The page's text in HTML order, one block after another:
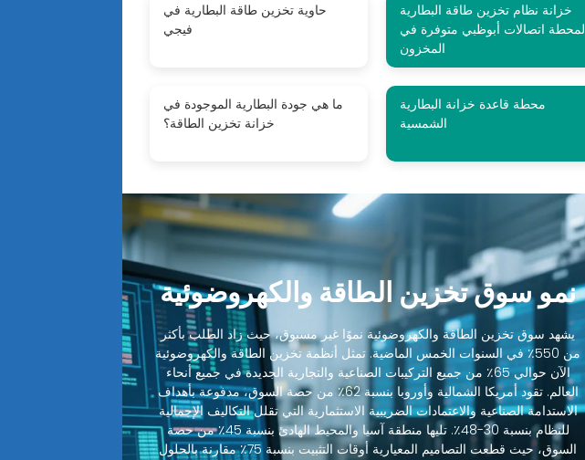
حاوية تخزين طاقة البطارية في
فيجي
خزانة نظام تخزين طاقة البطارية
لمحطة اتصالات أبوظبي متوفرة في
المخزون
ما هي جودة البطارية الموجودة في
خزانة تخزين الطاقة؟
محطة قاعدة خزانة البطارية
الشمسية
نمو سوق تخزين الطاقة والكهروضوئية
يشهد سوق تخزين الطاقة والكهروضوئية نموًا غير مسبوق، حيث زاد الطلب بأكثر
من 550٪ في السنوات الخمس الماضية. تمثل أنظمة تخزين الطاقة والكهروضوئية
الآن حوالي 65٪ من جميع التركيبات الصناعية والتجارية الجديدة في جميع أنحاء
العالم. تقود أمريكا الشمالية وأوروبا بنسبة 62٪ من حصة السوق، مدفوعة بأهداف
الاستدامة الصناعية والاعتمادات الضريبية الاستثمارية التي تقلل التكاليف الإجمالية
للنظام بنسبة 30-48٪. تليها منطقة آسيا والمحيط الهادئ بنسبة 45٪ من حصة
السوق، حيث قطعت التصاميم المعيارية أوقات التثبيت بنسبة 75٪ مقارنة بالحلول